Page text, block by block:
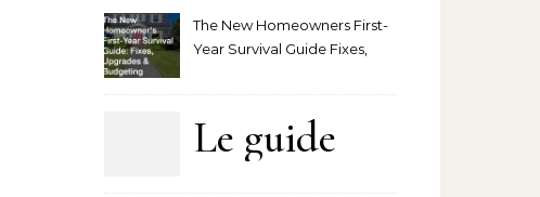
The New Homeowners First-
Year Survival Guide Fixes,
Le guide